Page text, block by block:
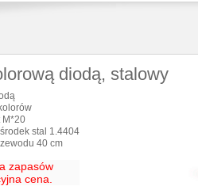
diodą, stalowy
M*20
stal 1.4404
40 cm
zapasów
cena.